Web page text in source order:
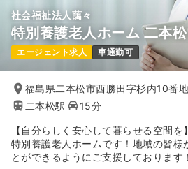
社会福祉法人藹々
特別養護老人ホーム 二本
エージェント求人 車通勤可
福島県二本松市西勝田字杉内10番地
二本松駅
15分
【自分らしく安心して暮らせる空間
特別養護老人ホームです！地域の皆様
とができるようにご支援しております！